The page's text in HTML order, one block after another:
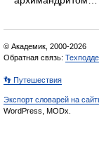
© Академик, 2000-2026
Обратная связь:
👣 Путешествия
Экспорт словарей на
WordPress, MODx.